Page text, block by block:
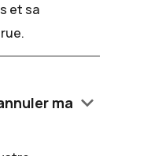
et sa
ma keyboard_arrow_down